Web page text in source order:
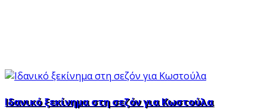
Ιδανικό ξεκίνημα στη σεζόν για Κωστούλα